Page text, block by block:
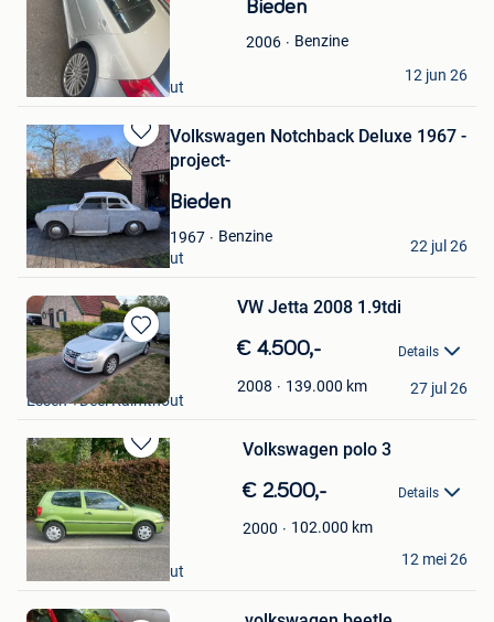
Mijn
Favorieten
Bieden
2006
Benzine
Marina miri
Essen +Deel Kalmthout
12 jun 26
Bewaren
in
Mijn
Favorieten
Volkswagen Notchback Deluxe 1967 -
project-
Bieden
1967 Benzine
J.S.
Essen +Deel Kalmthout
22 jul 26
Bewaren
in
Mijn
Favorieten
VW Jetta 2008 1.9tdi
€ 4.500,- Details
2008 139.000 km
yordi van loenhout
Essen +Deel Kalmthout
27 jul 26
Bewaren
in
Mijn
Favorieten
Volkswagen polo 3
€ 2.500,- Details
2000 102.000 km
JenteS
Essen +Deel Kalmthout
12 mei 26